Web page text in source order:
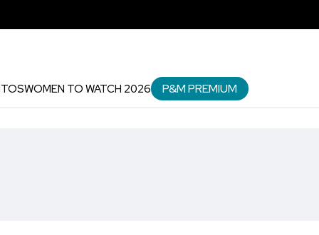
WOMEN TO WATCH 2026 P&M PREMIUM